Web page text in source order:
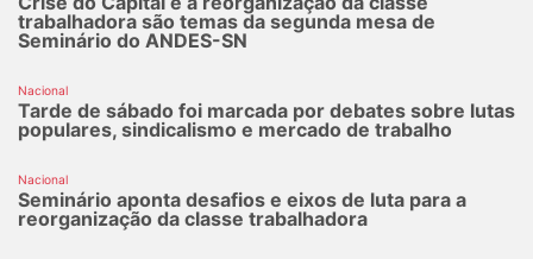
trabalhadora são temas da segunda mesa de
Seminário do ANDES-SN
Nacional
Tarde de sábado foi marcada por debates sobre lutas
populares, sindicalismo e mercado de trabalho
Nacional
Seminário aponta desafios e eixos de luta para a
reorganização da classe trabalhadora